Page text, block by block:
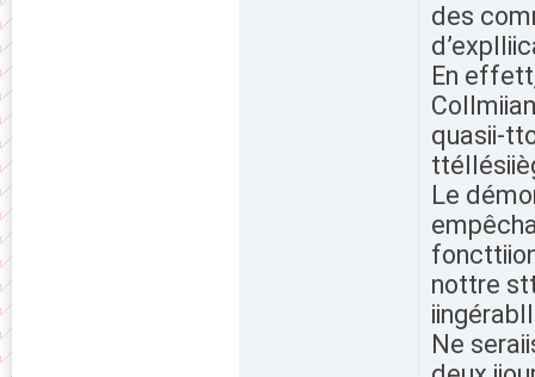
des
En
quasii-
Le
nottre
Ne